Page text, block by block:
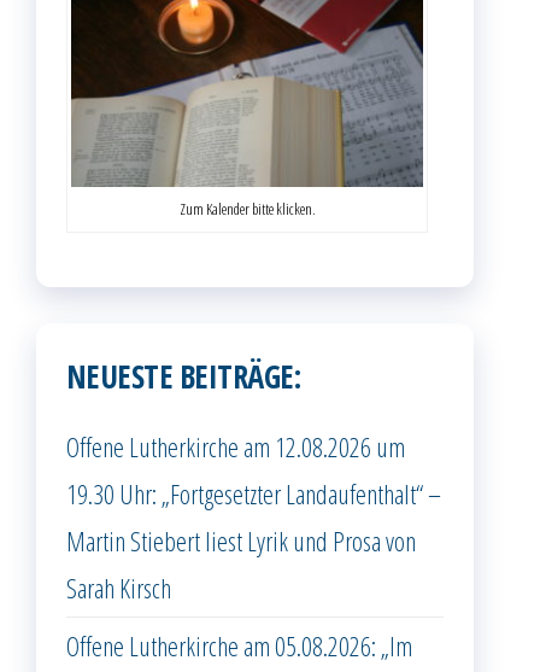
Zum Kalender bitte klicken.
NEUESTE BEITRÄGE:
Offene Lutherkirche am 12.08.2026 um
19.30 Uhr: „Fortgesetzter Landaufenthalt“ –
Martin Stiebert liest Lyrik und Prosa von
Sarah Kirsch
Offene Lutherkirche am 05.08.2026: „Im